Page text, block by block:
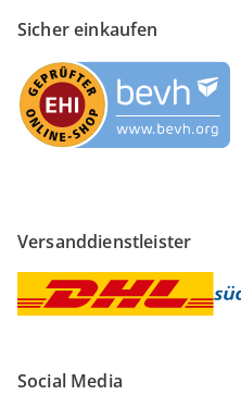
Sicher einkaufen
Versanddienstleister
Social Media